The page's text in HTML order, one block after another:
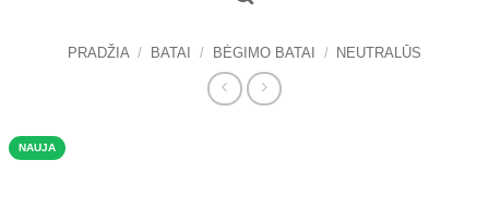
PRADŽIA / BATAI / BĖGIMO BATAI / NEUTRALŪS
NAUJA